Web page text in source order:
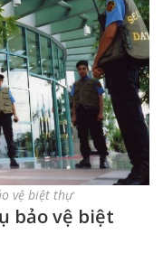
vệ biệt thự
bảo vệ biệt